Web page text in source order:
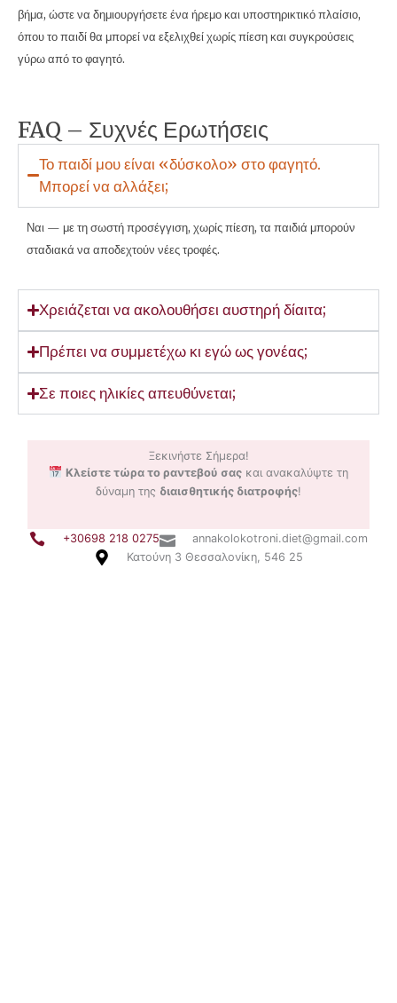
βήμα, ώστε να δημιουργήσετε ένα ήρεμο και υποστηρικτικό πλαίσιο,
όπου το παιδί θα μπορεί να εξελιχθεί χωρίς πίεση και συγκρούσεις
γύρω από το φαγητό.
FAQ – Συχνές Ερωτήσεις
Το παιδί μου είναι «δύσκολο» στο φαγητό.
Μπορεί να αλλάξει;
Ναι — με τη σωστή προσέγγιση, χωρίς πίεση, τα παιδιά μπορούν
σταδιακά να αποδεχτούν νέες τροφές.
Χρειάζεται να ακολουθήσει αυστηρή δίαιτα;
Πρέπει να συμμετέχω κι εγώ ως γονέας;
Σε ποιες ηλικίες απευθύνεται;
Ξεκινήστε Σήμερα!
Κλείστε τώρα το ραντεβού σαςκαι ανακαλύψτε τη
δύναμη της διαισθητικής διατροφής!
+30698 218 0275
annakolokotroni.diet@gmail.com
Κατούνη 3 Θεσσαλονίκη, 546 25